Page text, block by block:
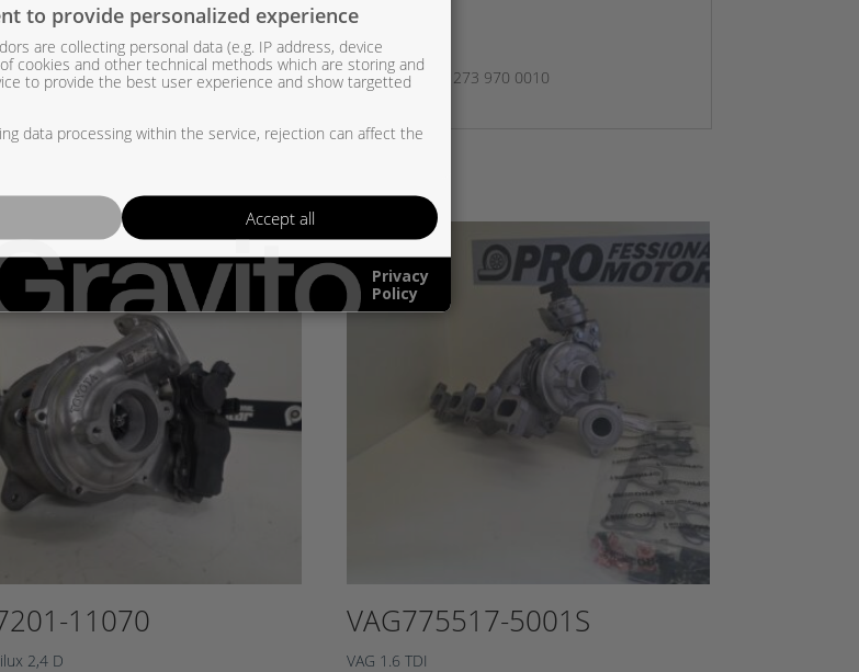
– 11658516123, 11658516124, 11658516125, 12739700010, 1273 970 0010
11070
2,4 D
VAG775517-5001S
VAG 1.6 TDI
to provide personalized experience
are collecting personal data (e.g. IP address, device
cookies and other technical methods which are storing and
to provide the best user experience and show targetted
data processing within the service, rejection can affect the
Accept all
Privacy
Policy